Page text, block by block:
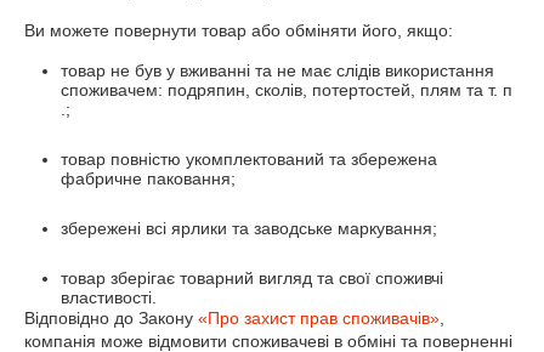
Ви можете повернути товар або обміняти його, якщо:
товар не був у вживанні та не має слідів використання
споживачем: подряпин, сколів, потертостей, плям та т. п
.;
товар повністю укомплектований та збережена
фабричне паковання;
збережені всі ярлики та заводське маркування;
товар зберігає товарний вигляд та свої споживчі
властивості.
Відповідно до Закону «Про захист прав споживачів»
компанія може відмовити споживачеві в обміні та поверненні